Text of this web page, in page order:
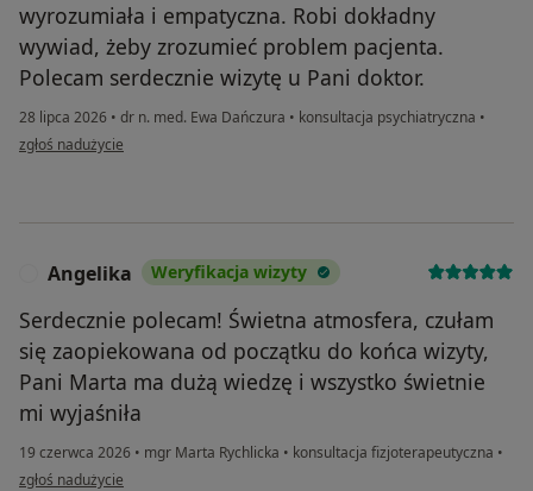
wyrozumiała i empatyczna. Robi dokładny
wywiad, żeby zrozumieć problem pacjenta.
Polecam serdecznie wizytę u Pani doktor.
28 lipca 2026 • dr n. med. Ewa Dańczura • konsultacja psychiatryczna •
w opinii użytkownika Marika
zgłoś nadużycie
Angelika Weryfikacja wizyty
Serdecznie polecam! Świetna atmosfera, czułam
się zaopiekowana od początku do końca wizyty,
Pani Marta ma dużą wiedzę i wszystko świetnie
mi wyjaśniła
19 czerwca 2026 • mgr Marta Rychlicka • konsultacja fizjoterapeutyczna •
w opinii użytkownika Angelika
zgłoś nadużycie